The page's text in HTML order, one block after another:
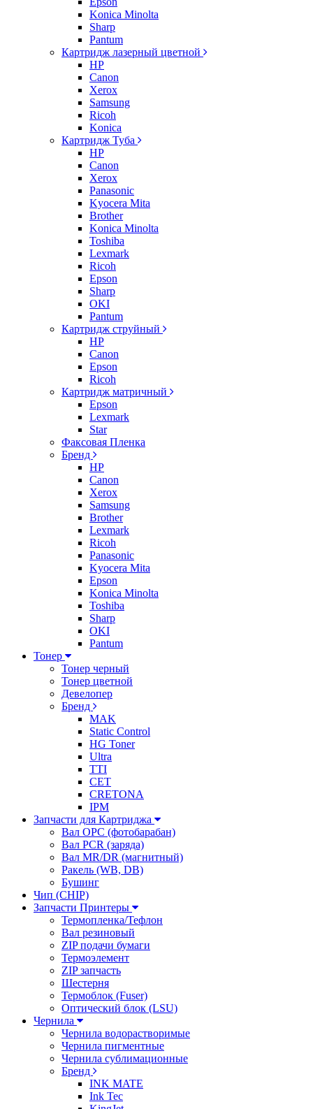
Konica Minolta
Sharp
Pantum
Картридж лазерный цветной
HP
Canon
Xerox
Samsung
Ricoh
Konica
Картридж Туба
HP
Canon
Xerox
Panasonic
Kyocera Mita
Brother
Konica Minolta
Toshiba
Lexmark
Ricoh
Epson
Sharp
OKI
Pantum
Картридж струйный
HP
Canon
Epson
Ricoh
Картридж матричный
Epson
Lexmark
Star
Факсовая Пленка
Бренд
HP
Canon
Xerox
Samsung
Brother
Lexmark
Ricoh
Panasonic
Kyocera Mita
Epson
Konica Minolta
Toshiba
Sharp
OKI
Pantum
Тонер
Тонер черный
Тонер цветной
Девелопер
Бренд
MAK
Static Control
HG Toner
Ultra
TTI
CET
CRETONA
IPM
Запчасти для Картриджа
Вал OPC (фотобарабан)
Вал PCR (заряда)
Вал MR/DR (магнитный)
Ракель (WB, DB)
Бушинг
Чип (CHIP)
Запчасти Принтеры
Термопленка/Тефлон
Вал резиновый
ZIP подачи бумаги
Термоэлемент
ZIP запчасть
Шестерня
Термоблок (Fuser)
Оптический блок (LSU)
Чернила
Чернила водорастворимые
Чернила пигментные
Чернила сублимационные
Бренд
INK MATE
Ink Tec